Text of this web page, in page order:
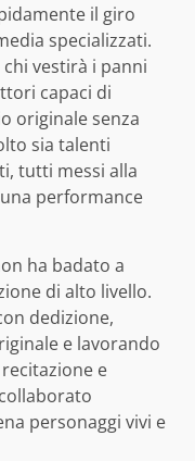
il giro
specializzati.
vestirà i panni
capaci di
originale senza
sia talenti
tutti messi alla
performance
ha badato a
di alto livello.
dedizione,
e lavorando
e
personaggi vivi e